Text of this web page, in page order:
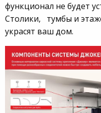
функционал не будет
Столики, тумбы и
украсят ваш дом.